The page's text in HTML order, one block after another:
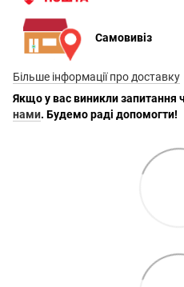
Самовивіз
Більше інформації про доставку
Якщо у вас виникли запитання
нами. Будемо раді допомогти!